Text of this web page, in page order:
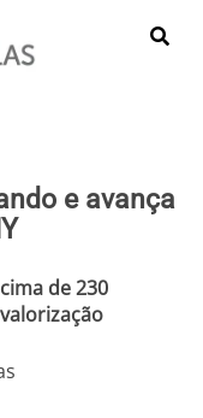
e avança
de 230